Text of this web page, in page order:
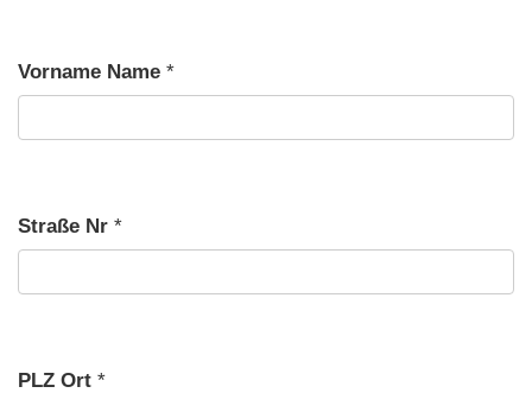
Vorname Name *
Straße Nr *
PLZ Ort *